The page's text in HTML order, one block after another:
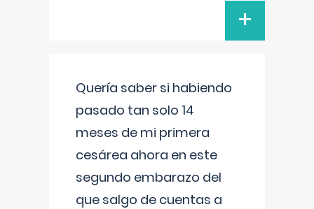
+
Quería saber si habiendo
pasado tan solo 14
meses de mi primera
cesárea ahora en este
segundo embarazo del
que salgo de cuentas a